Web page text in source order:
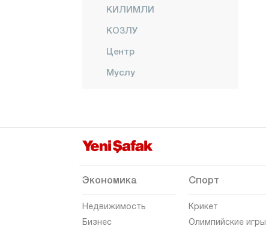
КИЛИМЛИ
КОЗЛУ
Центр
Муслу
Салтукова
Экономика
Недвижимость
Бизнес
Спорт
Крикет
Олимпийские игры